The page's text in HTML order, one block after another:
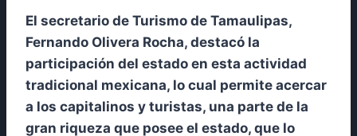
El secretario de Turismo de Tamaulipas,
Fernando Olivera Rocha, destacó la
participación del estado en esta actividad
tradicional mexicana, lo cual permite acercar
a los capitalinos y turistas, una parte de la
gran riqueza que posee el estado, que lo